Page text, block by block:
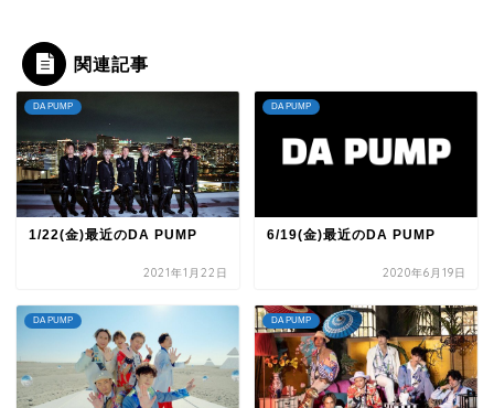
関連記事
DA PUMP
1/22(金)最近のDA PUMP
2021年1月22日
DA PUMP
6/19(金)最近のDA PUMP
2020年6月19日
DA PUMP DA PUMP